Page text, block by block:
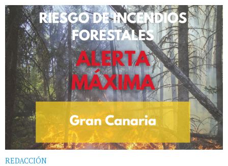
REDACCIÓN